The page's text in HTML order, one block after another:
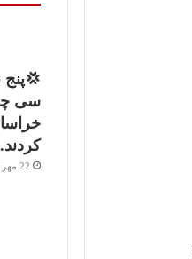
سی
کردند.
22 مهر 1403